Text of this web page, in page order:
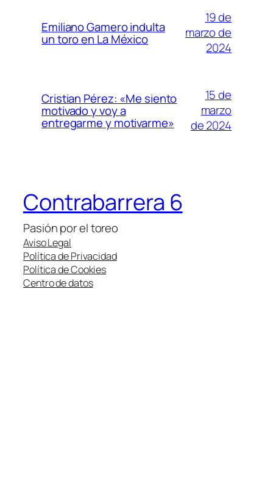
Emiliano Gamero indulta
un toro en La México
19 de
marzo de
2024
Cristian Pérez: «Me siento
motivado y voy a
entregarme y motivarme»
15 de
marzo
de 2024
Contrabarrera 6
Pasión por el toreo
Aviso Legal
Política de Privacidad
Política de Cookies
Centro de datos